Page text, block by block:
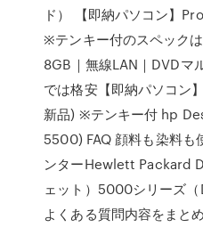
ド） 【即納パソコン】
※テンキー付のスペック
8GB｜無線LAN｜DVDマ
では格安【即納パソコン
新品) ※テンキー付 hp
5500) FAQ 顔料も染料も
ンターHewlett Packard
ェット）5000シリーズ
よくある質問内容をまと